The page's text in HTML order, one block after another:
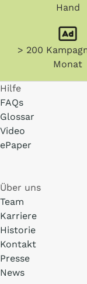
Hand
> 200
Monat
Hilfe
FAQs
Glossar
Video
ePaper
Über uns
Team
Karriere
Historie
Kontakt
Presse
News